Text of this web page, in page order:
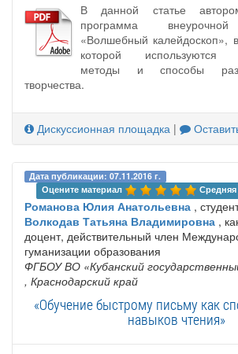
В данной статье
программа внеурочной
«Волшебный калейдоскоп»,
которой используются
методы и способы
творчества.
Дискуссионная площадка |
Дата публикации: 07.11.2016 г.
Оцените материал
Средняя
Романова Юлия Анатольевна ,
Волкодав Татьяна Владимировна ,
доцент, действительный член
гуманизации образования
ФГБОУ ВО «Кубанский
, Краснодарский край
«Обучение быстрому письму как
навыков чтения»